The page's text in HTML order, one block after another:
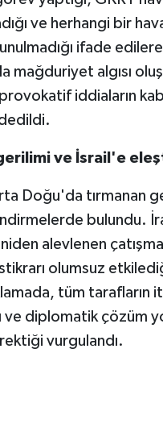
ve herhangi bir
ifade
mağduriyet algısı
iddiaların
ve İsrail'e
Doğu'da tırmanan
bulundu.
alevlenen
olumsuz
tüm tarafların
ve diplomatik çözüm
vurgulandı.